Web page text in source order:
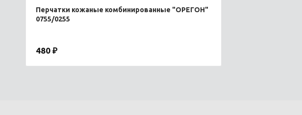
Перчатки кожаные комбинированные "ОРЕГОН"
0755/0255
480 ₽